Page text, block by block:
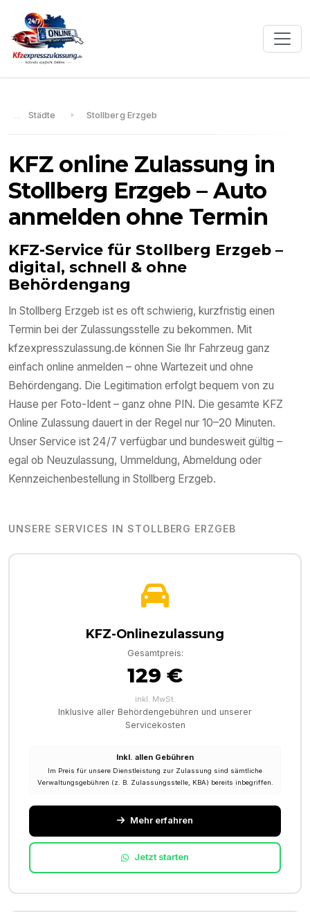
Städte Stollberg Erzgeb
KFZ online Zulassung in
Stollberg Erzgeb – Auto
anmelden ohne Termin
KFZ-Service für Stollberg Erzgeb –
digital, schnell & ohne
Behördengang
In Stollberg Erzgeb ist es oft schwierig, kurzfristig einen
Termin bei der Zulassungsstelle zu bekommen. Mit
kfzexpresszulassung.de können Sie Ihr Fahrzeug ganz
einfach online anmelden – ohne Wartezeit und ohne
Behördengang. Die Legitimation erfolgt bequem von zu
Hause per Foto-Ident – ganz ohne PIN. Die gesamte KFZ
Online Zulassung dauert in der Regel nur 10–20 Minuten.
Unser Service ist 24/7 verfügbar und bundesweit gültig –
egal ob Neuzulassung, Ummeldung, Abmeldung oder
Kennzeichenbestellung in Stollberg Erzgeb.
UNSERE SERVICES IN STOLLBERG ERZGEB
KFZ-Onlinezulassung
Gesamtpreis:
129 €
inkl. MwSt.
Inklusive aller Behördengebühren und unserer
Servicekosten
Inkl. allen Gebühren
Im Preis für unsere Dienstleistung zur Zulassung sind sämtliche
Verwaltungsgebühren (z. B. Zulassungsstelle, KBA) bereits inbegriffen.
Mehr erfahren
Jetzt starten